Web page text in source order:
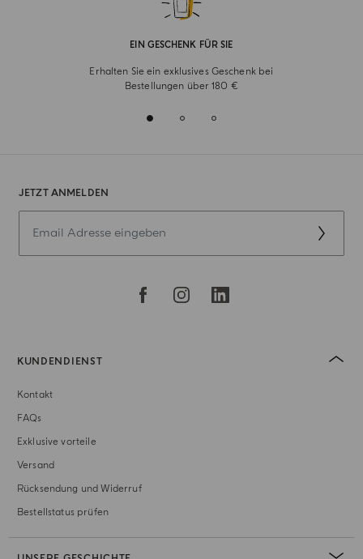
EIN GESCHENK FÜR SIE
Erhalten Sie ein exklusives Geschenk bei
Bestellungen über 180 €
JETZT ANMELDEN
KUNDENDIENST
Kontakt
FAQs
Exklusive vorteile
Versand
Rücksendung und Widerruf
Bestellstatus prüfen